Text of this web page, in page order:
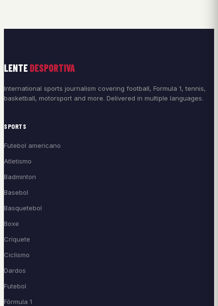
LENTE DESPORTIVA
International sports journalism covering football, Formula 1, tennis,
basketball, motorsport and more. Delivered in multiple languages.
SPORTS
Futebol americano
Atletismo
Badminton
Basebol
Basquetebol
Boxe
Críquete
Ciclismo
Dardos
Futebol
Fórmula 1